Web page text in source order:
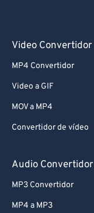
Video Convertidor
MP4 Convertidor
Video a GIF
MOV a MP4
Convertidor de vídeo
Audio Convertidor
MP3 Convertidor
MP4 a MP3